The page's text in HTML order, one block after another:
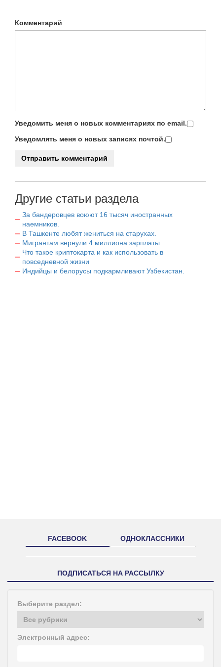
Комментарий
Уведомить меня о новых комментариях по email.
Уведомлять меня о новых записях почтой.
Другие статьи раздела
За бандеровцев воюют 16 тысяч иностранных
наемников.
В Ташкенте любят жениться на старухах.
Мигрантам вернули 4 миллиона зарплаты.
Что такое криптокарта и как использовать в
повседневной жизни
Индийцы и белорусы подкармливают Узбекистан.
FACEBOOK ОДНОКЛАССНИКИ
ПОДПИСАТЬСЯ НА РАССЫЛКУ
Выберите раздел:
Электронный адрес: